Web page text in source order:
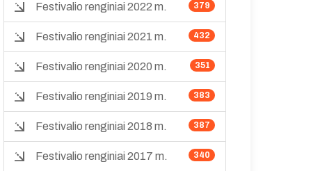
379
Festivalio renginiai 2022 m.
432
Festivalio renginiai 2021 m.
351
Festivalio renginiai 2020 m.
383
Festivalio renginiai 2019 m.
387
Festivalio renginiai 2018 m.
340
Festivalio renginiai 2017 m.